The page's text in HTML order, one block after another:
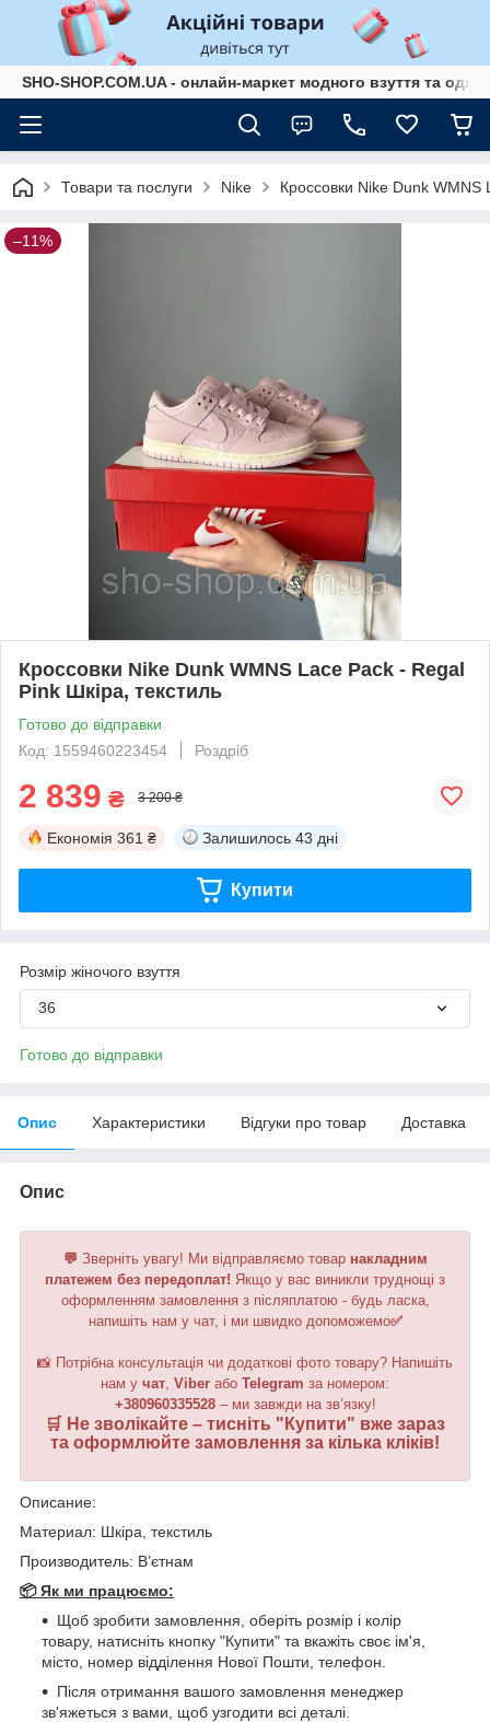
SHO-SHOP.COM.UA - онлайн-маркет модного взуття та
Товари та послуги Nike Кроссовки Nike Dunk WMNS
–11%
Кроссовки Nike Dunk WMNS Lace Pack - Regal
Pink Шкіра, текстиль
Готово до відправки
Код: 1559460223454
Роздріб
2 839 ₴ 3 200 ₴
Економія 361 ₴ Залишилось 43 дні
Купити
Розмір жіночого взуття
36
Готово до відправки
Опис Характеристики Відгуки про товар Доставка
Опис
💬 Зверніть увагу! Ми відправляємо товар накладним
платежем без передоплат! Якщо у вас виникли труднощі з
оформленням замовлення з післяплатою - будь ласка,
напишіть нам у чат, і ми швидко допоможемо✅
📸 Потрібна консультація чи додаткові фото товару? Напишіть
нам у чат Viber або Telegram за номером:
+380960335528– ми завжди на зв’язку!
🛒 Не зволікайте – тисніть " Купити" вже зараз
та оформлюйте замовлення за кілька кліків!
Описание:
Материал: Шкіра, текстиль
Производитель: Вʼєтнам
📦 Як ми працюємо:
Щоб зробити замовлення, оберіть розмір і колір
товару, натисніть кнопку "Купити" та вкажіть своє ім'я,
місто, номер відділення Нової Пошти, телефон.
Після отримання вашого замовлення менеджер
зв'яжеться з вами, щоб узгодити всі деталі.